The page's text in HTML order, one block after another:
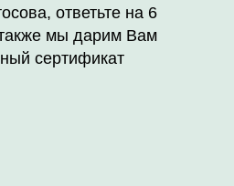
ответьте на 6
мы дарим Вам
сертификат